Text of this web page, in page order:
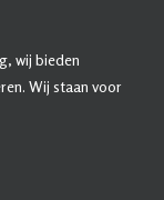
wij bieden
Wij staan voor